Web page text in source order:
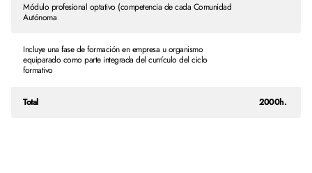
Módulo profesional optativo (competencia de cada Comunidad
Autónoma
Incluye una fase de formación en empresa u organismo
equiparado como parte integrada del currículo del ciclo
formativo
Total 2000h.